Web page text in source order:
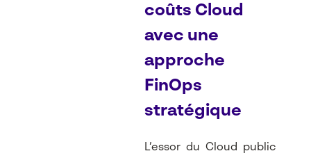
coûts Cloud
avec une
approche
FinOps
stratégique
L’essor du Cloud public